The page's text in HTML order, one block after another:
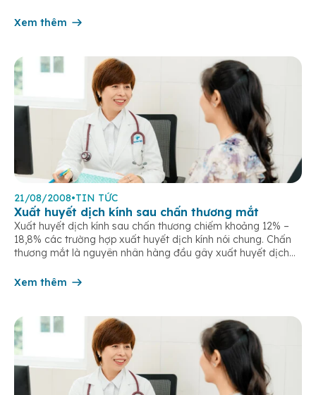
biến đổi. Chương trình giám sát […]
Xem thêm
21/08/2008•TIN TỨC
Xuất huyết dịch kính sau chấn thương mắt
Xuất huyết dịch kính sau chấn thương chiếm khoảng 12% –
18,8% các trường hợp xuất huyết dịch kính nói chung. Chấn
thương mắt là nguyên nhân hàng đầu gây xuất huyết dịch
thể xuất phát từ các mạch máu của hắc mạc, […]
Xem thêm